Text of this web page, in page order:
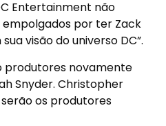
Entertainment não
por ter Zack
visão do universo DC”.
produtores novamente
Snyder. Christopher
os produtores